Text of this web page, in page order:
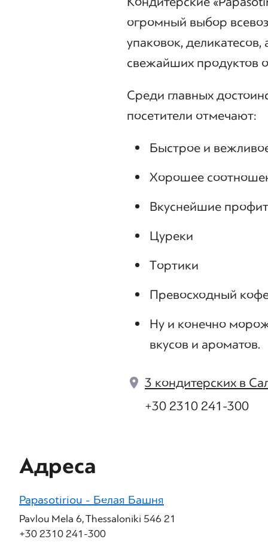
огромный выбор
упаковок, деликатесов,
свежайших продуктов
Среди главных
посетители отмечают:
Быстрое и
Хорошее
Вкуснейшие
Цуреки
Тортики
Превосходный
Ну и конечно
вкусов и ароматов.
3 кондитерских в
+30 2310 241-300
Адреса
Papasotiriou - Белая Башня
Pavlou Mela 6, Thessaloniki 546 21
+30 2310 241-300